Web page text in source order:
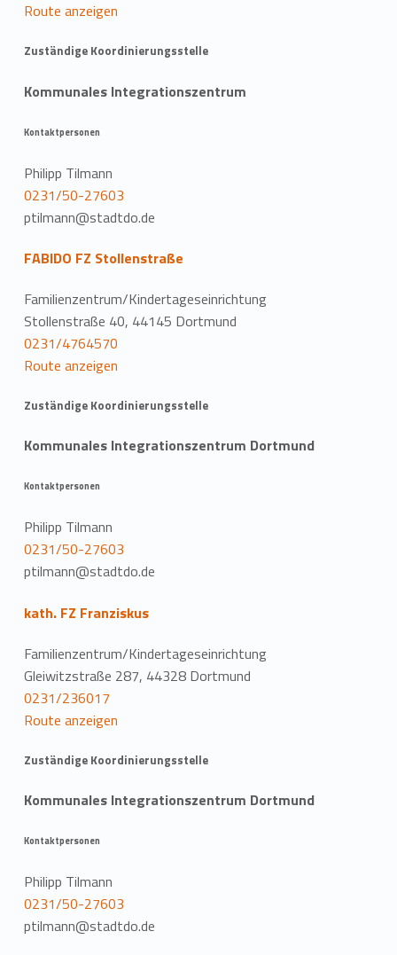
Route anzeigen
Zuständige Koordinierungsstelle
Kommunales Integrationszentrum
Kontaktpersonen
Philipp Tilmann
0231/50-27603
ptilmann@stadtdo.de
FABIDO FZ Stollenstraße
Familienzentrum/Kindertageseinrichtung
Stollenstraße 40, 44145 Dortmund
0231/4764570
Route anzeigen
Zuständige Koordinierungsstelle
Kommunales Integrationszentrum Dortmund
Kontaktpersonen
Philipp Tilmann
0231/50-27603
ptilmann@stadtdo.de
kath. FZ Franziskus
Familienzentrum/Kindertageseinrichtung
Gleiwitzstraße 287, 44328 Dortmund
0231/236017
Route anzeigen
Zuständige Koordinierungsstelle
Kommunales Integrationszentrum Dortmund
Kontaktpersonen
Philipp Tilmann
0231/50-27603
ptilmann@stadtdo.de